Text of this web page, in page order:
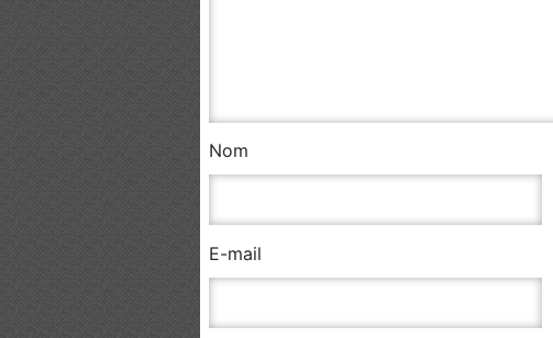
Nom
E-mail